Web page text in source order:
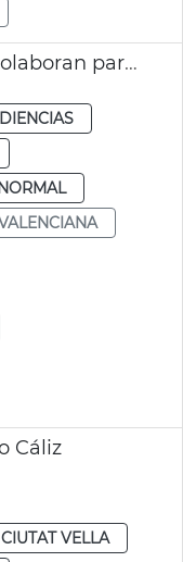
València y la Generalitat colaboran para prevenir el intrusismo en la profesión de guía oficial de turismo
Cáliz
CIUTAT VELLA